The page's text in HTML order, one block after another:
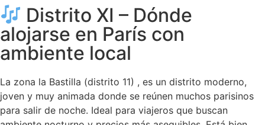
Distrito XI – Dónde
alojarse en París con
ambiente local
La zona la Bastilla (distrito 11) , es un distrito moderno,
joven y muy animada donde se reúnen muchos parisinos
para salir de noche. Ideal para viajeros que buscan